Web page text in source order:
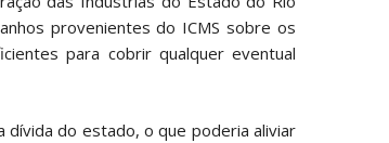
provenientes do ICMS sobre os
para cobrir qualquer eventual
do estado, o que poderia aliviar